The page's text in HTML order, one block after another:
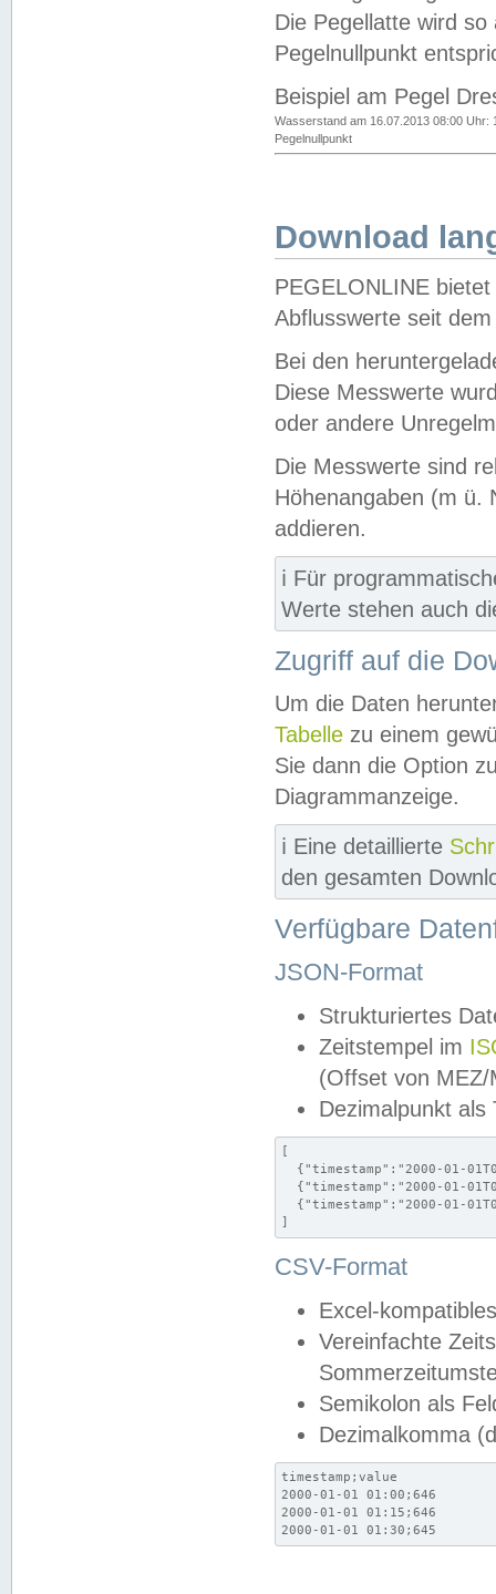
Die Pegellatte wird
Pegelnullpunkt
Beispiel am Pegel
Wasserstand am 16.07.2013 08:00 Uhr:
Pegelnullpunkt
Download
PEGELONLINE
Abflusswerte seit
Bei den
Diese Messwerte
oder andere
Die Messwerte sind
Höhenangaben (m ü.
addieren.
ℹ️ Für
Werte stehen auch
Zugriff auf die
Um die Daten
Tabelle zu einem
Sie dann die Option
Diagrammanzeige.
ℹ️ Eine detaillierte
den gesamten
Verfügbare
JSON-Format
Strukturiertes
Zeitstempel im
(Offset von MEZ/
Dezimalpunkt als
[
{"timestamp":"2000-01-
{"timestamp":"2000-01-
{"timestamp":"2000-01-
]
CSV-Format
Excel-
Vereinfachte
Semikolon als
Dezimalkomma
timestamp;value
2000-01-01 01:00;646
2000-01-01 01:15;646
2000-01-01 01:30;645